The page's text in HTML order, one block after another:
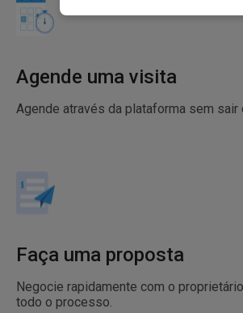
Agende uma visita
Agende através da plataforma sem sair
Faça uma proposta
Negocie rapidamente com o
todo o processo.